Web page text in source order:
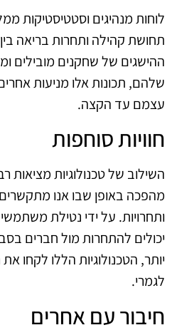
לוחות מנהיגים וסטטיסטיקות
תחושת קהילה ותחרות בריאה
ההישגים של שחקנים מובילים
שלהם, תכונות אלו מניעות
עצמם עד הקצה.
חוויות סוחפות
השילוב של טכנולוגיות מציאות
מהפכה באופן שבו אנו מתקשרים
ותחרויות. על ידי נטילת
יכולים להתחרות מול חברים
יותר, הטכנולוגיות הללו לקחו
לגמרי.
חיבור עם אחרים